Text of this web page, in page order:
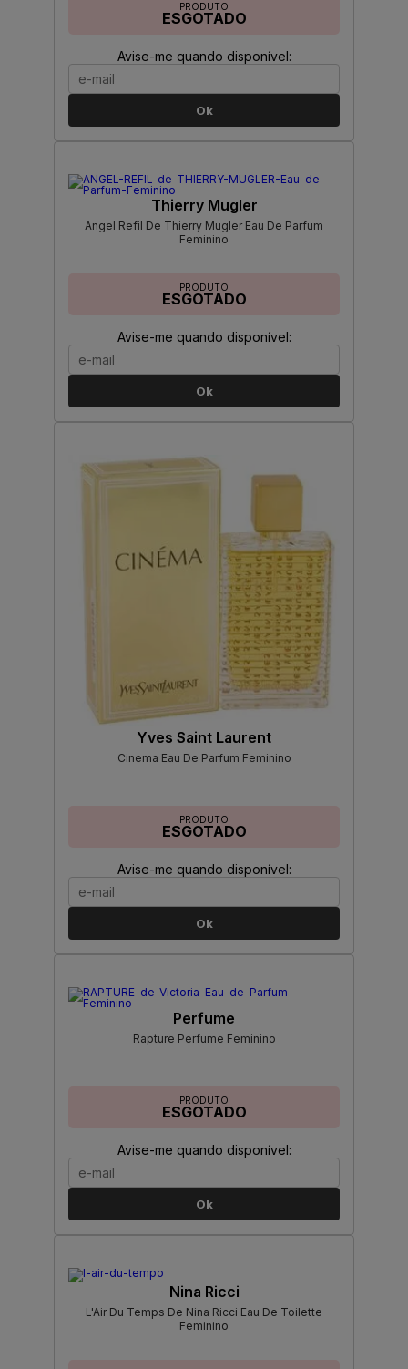
PRODUTO
ESGOTADO
Avise-me quando disponível:
Ok
Thierry Mugler
Angel Refil De Thierry Mugler Eau De Parfum
Feminino
PRODUTO
ESGOTADO
Avise-me quando disponível:
Ok
Yves Saint Laurent
Cinema Eau De Parfum Feminino
PRODUTO
ESGOTADO
Avise-me quando disponível:
Ok
Perfume
Rapture Perfume Feminino
PRODUTO
ESGOTADO
Avise-me quando disponível:
Ok
Nina Ricci
L'Air Du Temps De Nina Ricci Eau De Toilette
Feminino